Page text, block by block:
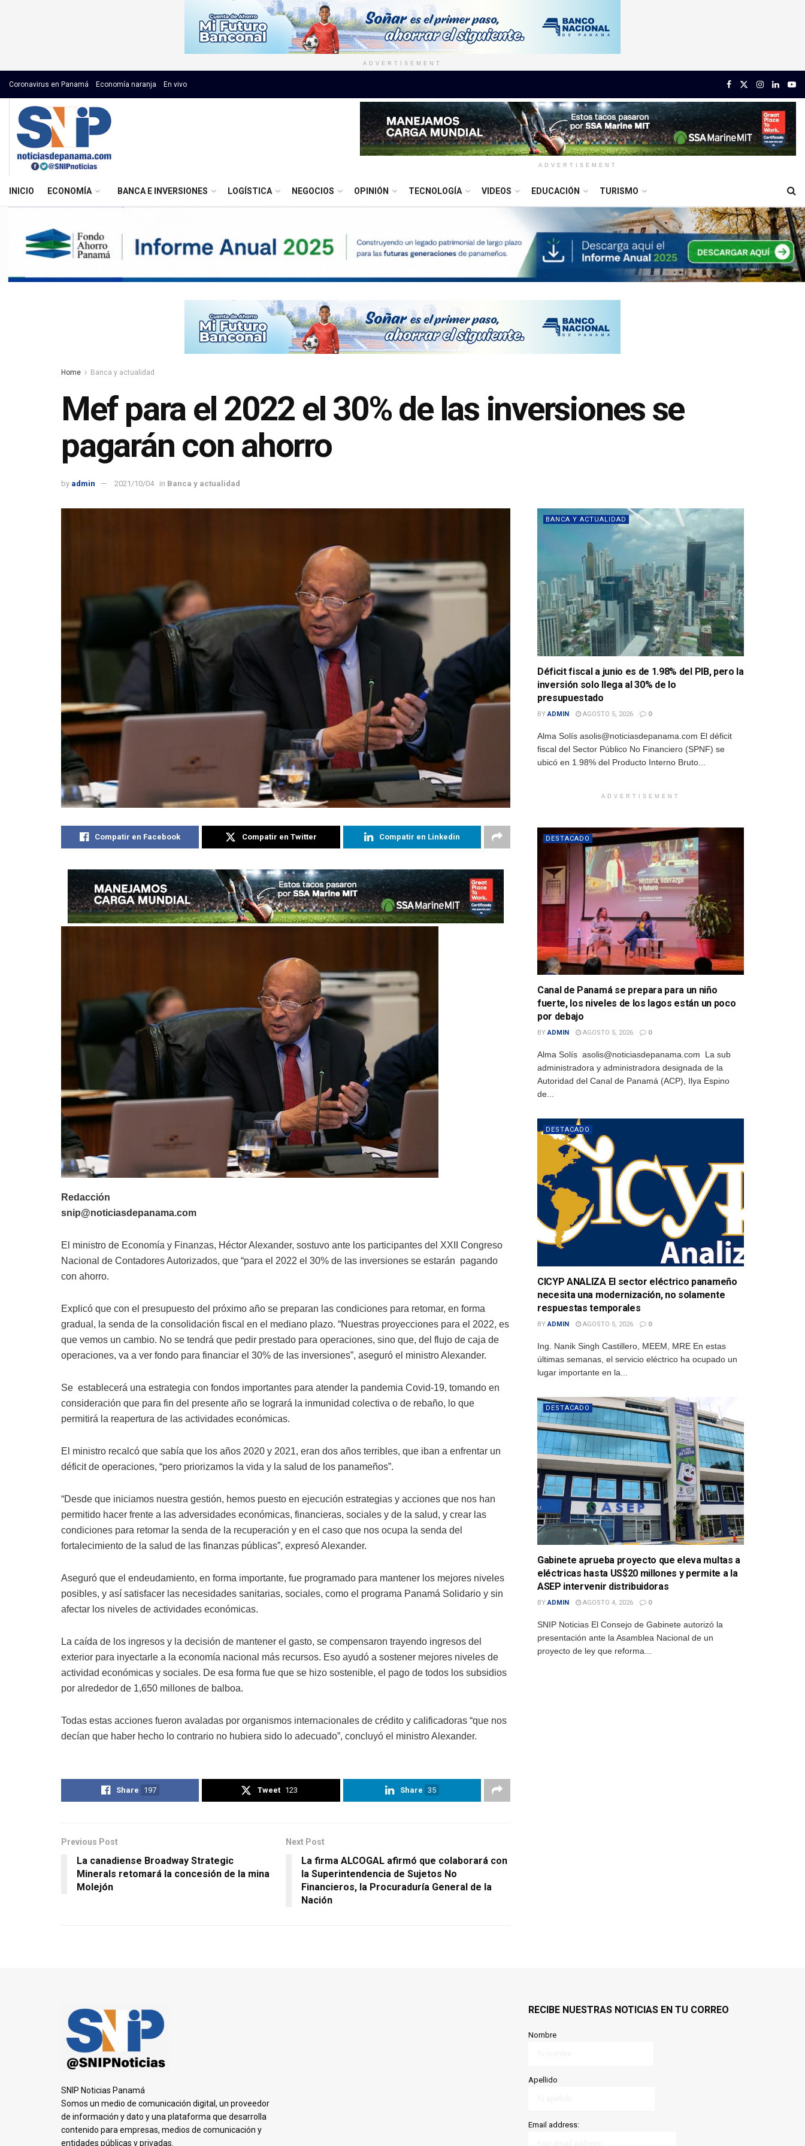
ADVERTISEMENT
Coronavirus en Panamá Economía naranja En vivo
ADVERTISEMENT
INICIO ECONOMÍA BANCA E INVERSIONES LOGÍSTICA NEGOCIOS OPINIÓN TECNOLOGÍA VIDEOS EDUCACIÓN TURISMO
Home Banca y actualidad
Mef para el 2022 el 30% de las inversiones se
pagarán con ahorro
by admin 2021/10/04 in Banca y actualidad
Compatir en Facebook Compatir en Twitter Compatir en Linkedin
Redacción
snip@noticiasdepanama.com
El ministro de Economía y Finanzas, Héctor Alexander, sostuvo ante los participantes del XXII Congreso
Nacional de Contadores Autorizados, que “para el 2022 el 30% de las inversiones se estarán pagando
con ahorro.
Explicó que con el presupuesto del próximo año se preparan las condiciones para retomar, en forma
gradual, la senda de la consolidación fiscal en el mediano plazo. “Nuestras proyecciones para el 2022, es
que vemos un cambio. No se tendrá que pedir prestado para operaciones, sino que, del flujo de caja de
operaciones, va a ver fondo para financiar el 30% de las inversiones”, aseguró el ministro Alexander.
Se establecerá una estrategia con fondos importantes para atender la pandemia Covid-19, tomando en
consideración que para fin del presente año se logrará la inmunidad colectiva o de rebaño, lo que
permitirá la reapertura de las actividades económicas.
El ministro recalcó que sabía que los años 2020 y 2021, eran dos años terribles, que iban a enfrentar un
déficit de operaciones, “pero priorizamos la vida y la salud de los panameños”.
“Desde que iniciamos nuestra gestión, hemos puesto en ejecución estrategias y acciones que nos han
permitido hacer frente a las adversidades económicas, financieras, sociales y de la salud, y crear las
condiciones para retomar la senda de la recuperación y en el caso que nos ocupa la senda del
fortalecimiento de la salud de las finanzas públicas”, expresó Alexander.
Aseguró que el endeudamiento, en forma importante, fue programado para mantener los mejores niveles
posibles, y así satisfacer las necesidades sanitarias, sociales, como el programa Panamá Solidario y sin
afectar los niveles de actividades económicas.
La caída de los ingresos y la decisión de mantener el gasto, se compensaron trayendo ingresos del
exterior para inyectarle a la economía nacional más recursos. Eso ayudó a sostener mejores niveles de
actividad económicas y sociales. De esa forma fue que se hizo sostenible, el pago de todos los subsidios
por alrededor de 1,650 millones de balboa.
Todas estas acciones fueron avaladas por organismos internacionales de crédito y calificadoras “que nos
decían que haber hecho lo contrario no hubiera sido lo adecuado”, concluyó el ministro Alexander.
Share 197 Tweet 123 Share 35
Previous Post
La canadiense Broadway Strategic
Minerals retomará la concesión de la mina
Molejón
Next Post
La firma ALCOGAL afirmó que colaborará con
la Superintendencia de Sujetos No
Financieros, la Procuraduría General de la
Nación
BANCA Y ACTUALIDAD
Déficit fiscal a junio es de 1.98% del PIB, pero la
inversión solo llega al 30% de lo
presupuestado
BY ADMIN AGOSTO 5, 2026 0
Alma Solís asolis@noticiasdepanama.com El déficit
fiscal del Sector Público No Financiero (SPNF) se
ubicó en 1.98% del Producto Interno Bruto...
ADVERTISEMENT
DESTACADO
Canal de Panamá se prepara para un niño
fuerte, los niveles de los lagos están un poco
por debajo
BY ADMIN AGOSTO 5, 2026 0
Alma Solís asolis@noticiasdepanama.com La sub
administradora y administradora designada de la
Autoridad del Canal de Panamá (ACP), Ilya Espino
de...
DESTACADO
CICYP ANALIZA El sector eléctrico panameño
necesita una modernización, no solamente
respuestas temporales
BY ADMIN AGOSTO 5, 2026 0
Ing. Nanik Singh Castillero, MEEM, MRE En estas
últimas semanas, el servicio eléctrico ha ocupado un
lugar importante en la...
DESTACADO
Gabinete aprueba proyecto que eleva multas a
eléctricas hasta US$20 millones y permite a la
ASEP intervenir distribuidoras
BY ADMIN AGOSTO 4, 2026 0
SNIP Noticias El Consejo de Gabinete autorizó la
presentación ante la Asamblea Nacional de un
proyecto de ley que reforma...
SNIP Noticias Panamá
Somos un medio de comunicación digital, un proveedor
de información y dato y una plataforma que desarrolla
contenido para empresas, medios de comunicación y
entidades públicas y privadas.
RECIBE NUESTRAS NOTICIAS EN TU CORREO
Nombre
Apellido
Email address: